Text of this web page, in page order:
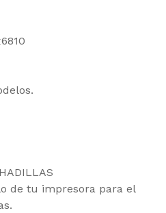
de tu impresora para el